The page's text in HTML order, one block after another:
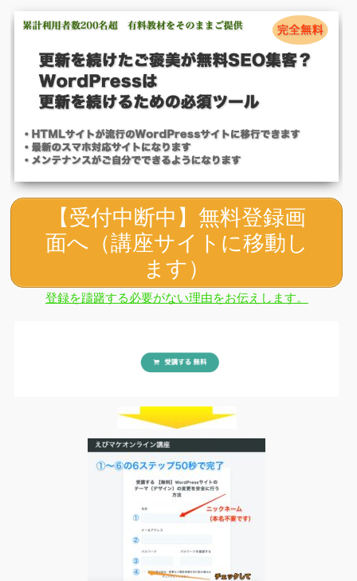
【受付中断中】無料登録画
面へ（講座サイトに移動し
ます）
登録を躊躇する必要がない理由をお伝えします。